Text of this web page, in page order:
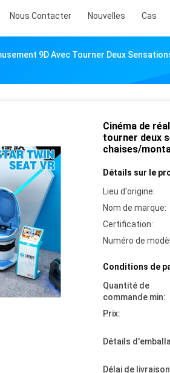
Nous Contacter Nouvelles Cas
9D Avec Tourner Deux
Cinéma de
tourner deux
chaises/
Détails sur le
Lieu d'origine:
Nom de marque:
Certification:
Numéro de
Conditions de
Quantité de
commande min:
Prix:
Détails
Délai de